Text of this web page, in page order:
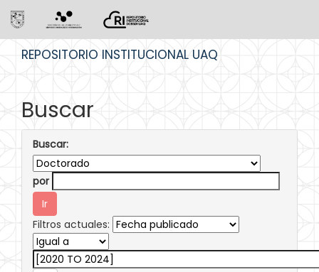
REPOSITORIO INSTITUCIONAL UAQ
Buscar
Buscar:
por
Filtros actuales: